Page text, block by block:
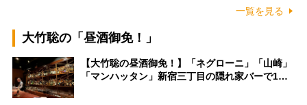
一覧を見る
大竹聡の「昼酒御免！」
【大竹聡の昼酒御免！】「ネグローニ」「山崎」
「マンハッタン」新宿三丁目の隠れ家バーで1…